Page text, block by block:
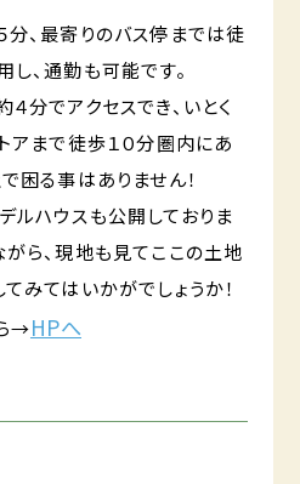
分、最寄りのバス停までは徒
、通勤も可能です。
分でアクセスでき、いとく
アまで徒歩１０分圏内にあ
困る事はありません！
ルハウスも公開しておりま
ら、現地も見てここの土地
みてはいかがでしょうか！
→HPへ